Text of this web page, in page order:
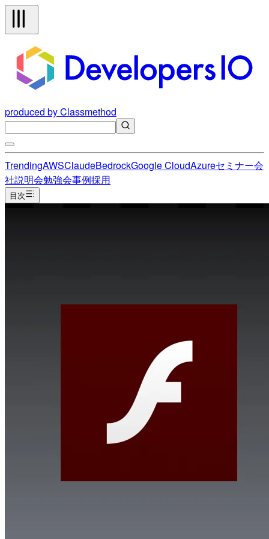
produced by Classmethod
TrendingAWSClaudeBedrockGoogle CloudAzureセミナー会
社説明会勉強会事例採用
目次